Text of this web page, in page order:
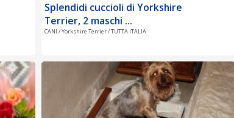
Splendidi cuccioli di Yorkshire
Terrier, 2 maschi ...
CANI / Yorkshire Terrier / TUTTA ITALIA